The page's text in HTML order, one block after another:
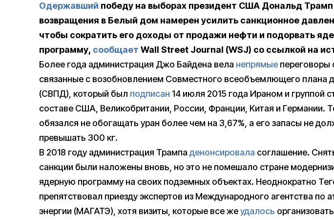
Одержавший победу на выборах президент США Дональд
возвращения в Белый дом намерен усилить санкционное
чтобы сократить его доходы от продажи нефти и подорвать
программу, сообщает Wall Street Journal (WSJ) со ссылкой на
Более года администрация Джо Байдена вела непрямые переговоры
связанные с возобновлением Совместного всеобъемлющего плана
(СВПД), который был подписан 14 июля 2015 года Ираном и группой
составе США, Великобритании, России, Франции, Китая и Германии.
обязался не обогащать уран более чем на 3,67%, а его запасы не
превышать 300 кг.
В 2018 году администрация Трампа денонсировала соглашение.
санкции были наложены вновь, но это не помешало стране
ядерную программу на своих подземных объектах. Неоднократно
препятствовал приезду экспертов из Международного агентства по
энергии (МАГАТЭ), хотя визиты, которые все жеудалось